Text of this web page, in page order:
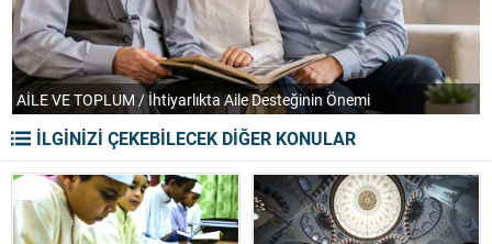
AİLE VE TOPLUM / İhtiyarlıkta Aile Desteğinin Önemi
İLGİNİZİ ÇEKEBİLECEK DİĞER KONULAR